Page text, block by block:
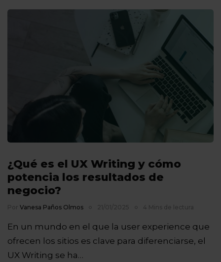
¿Qué es el UX Writing y cómo
potencia los resultados de
negocio?
Por Vanesa Paños Olmos 21/01/2025 4 Mins de lectura
En un mundo en el que la user experience que
ofrecen los sitios es clave para diferenciarse, el
UX Writing se ha…